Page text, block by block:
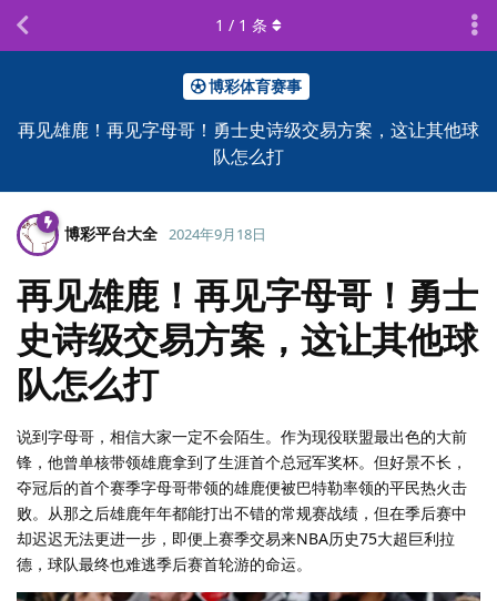
博彩体育赛事
再见雄鹿！再见字母哥！勇士史诗级交易方案，这让其他球
队怎么打
1 / 1 条
博彩平台大全 2024年9月18日
再见雄鹿！再见字母哥！勇士
史诗级交易方案，这让其他球
队怎么打
说到字母哥，相信大家一定不会陌生。作为现役联盟最出色的大前
锋，他曾单核带领雄鹿拿到了生涯首个总冠军奖杯。但好景不长，
夺冠后的首个赛季字母哥带领的雄鹿便被巴特勒率领的平民热火击
败。从那之后雄鹿年年都能打出不错的常规赛战绩，但在季后赛中
却迟迟无法更进一步，即便上赛季交易来NBA历史75大超巨利拉
德，球队最终也难逃季后赛首轮游的命运。